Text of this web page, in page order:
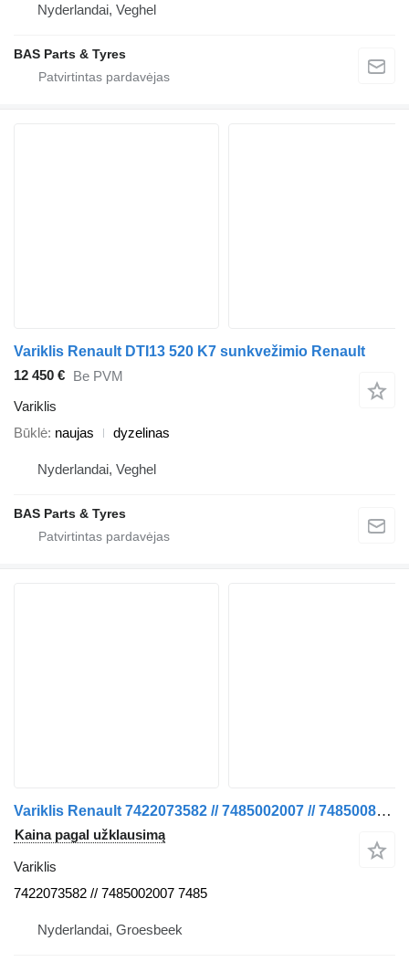
Nyderlandai, Veghel
BAS Parts & Tyres
Variklis Renault DTI13 520 K7 sunkvežimio Renault
12 450 € Be PVM
Variklis
Būklė naujas dyzelinas
Nyderlandai, Veghel
BAS Parts & Tyres
Variklis Renault 7422073582 // 7485002007 // 7485008007 // 7485013658 T 460 EURO sunkvežimio
Kaina pagal užklausimą
Variklis
7422073582 // 7485002007 7485
Nyderlandai, Groesbeek